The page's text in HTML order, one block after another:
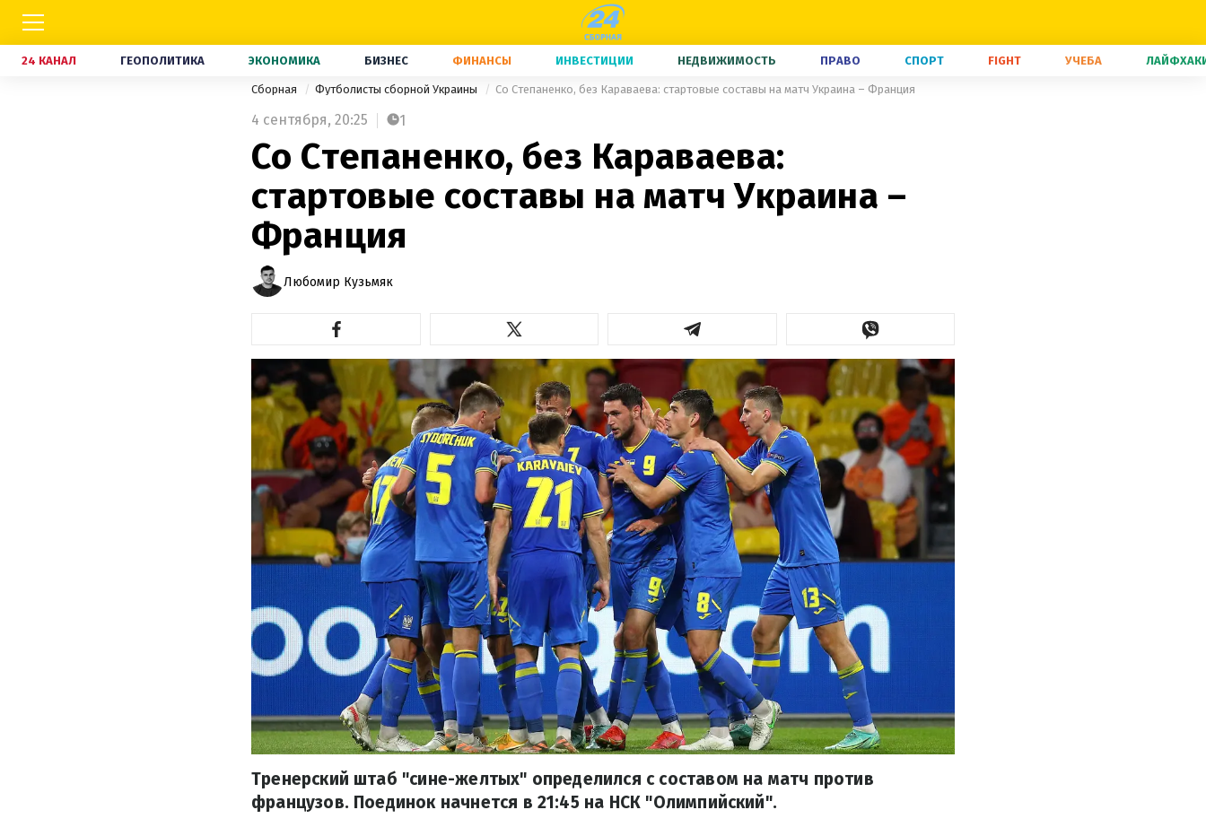
24 КАНАЛ ГЕОПОЛИТИКА ЭКОНОМИКА БИЗНЕС ФИНАНСЫ ИНВЕСТИЦИИ НЕДВИЖИМОСТЬ ПРАВО СПОРТ FIGHT УЧЕБА
Сборная Футболисты сборной Украины Со Степаненко, без Караваева: стартовые составы на матч Украина – Франция
4 сентября, 20:25 1
Со Степаненко, без Караваева:
стартовые составы на матч Украина –
Франция
Любомир Кузьмяк
Тренерский штаб "сине-желтых" определился с составом на матч против
французов. Поединок начнется в 21:45 на НСК "Олимпийский".